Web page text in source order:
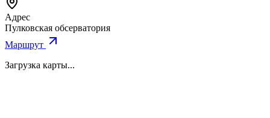
Адрес
Пулковская обсерватория
Маршрут
Загрузка карты...